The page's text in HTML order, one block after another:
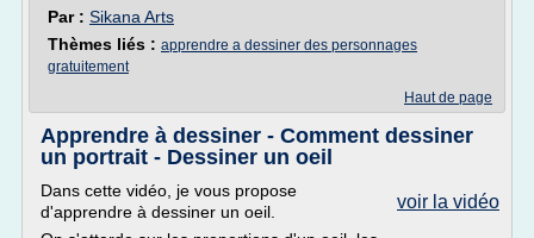
Par : Sikana Arts
Thèmes liés : apprendre a dessiner des personnages
gratuitement
Haut de page
Apprendre à dessiner - Comment dessiner
un portrait - Dessiner un oeil
voir la vidéo
Dans cette vidéo, je vous propose
d'apprendre à dessiner un oeil.